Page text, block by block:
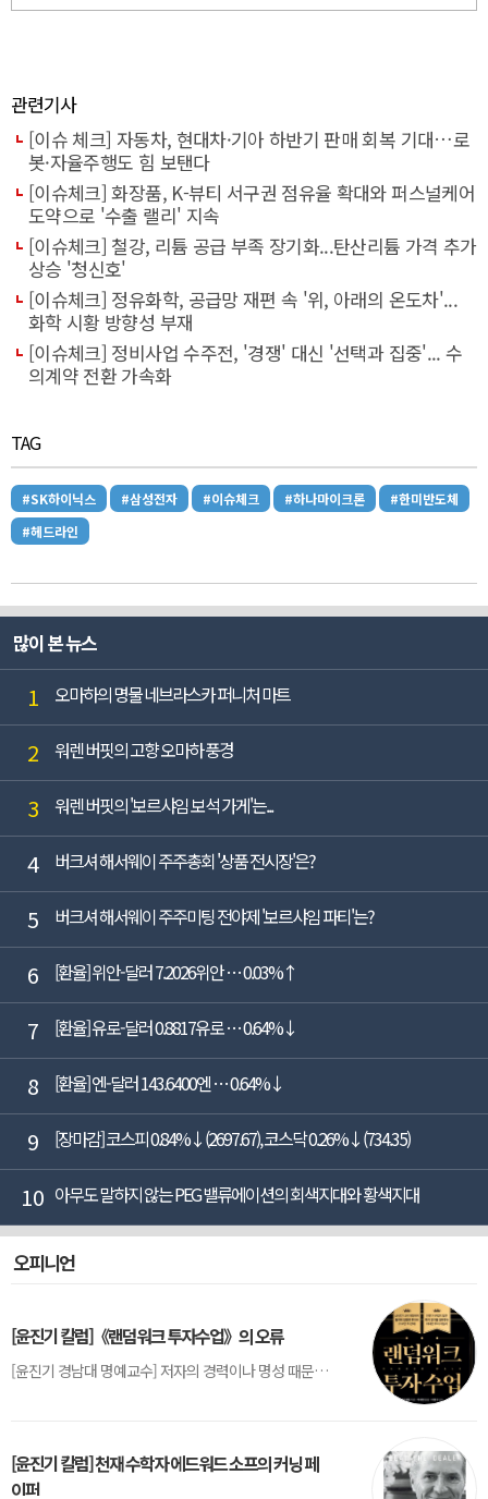
관련기사
[이슈 체크] 자동차, 현대차·기아 하반기 판매 회복 기대…로
봇·자율주행도 힘 보탠다
[이슈체크] 화장품, K-뷰티 서구권 점유율 확대와 퍼스널케어
도약으로 '수출 랠리' 지속
[이슈체크] 철강, 리튬 공급 부족 장기화...탄산리튬 가격 추가
상승 '청신호'
[이슈체크] 정유화학, 공급망 재편 속 '위, 아래의 온도차'...
화학 시황 방향성 부재
[이슈체크] 정비사업 수주전, '경쟁' 대신 '선택과 집중'... 수
의계약 전환 가속화
TAG
#SK하이닉스 #삼성전자 #이슈체크 #하나마이크론
#한미반도체
#헤드라인
많이 본 뉴스
1 오마하의 명물 네브라스카 퍼니처 마트
2 워렌 버핏의 고향 오마하 풍경
3 워렌 버핏의 '보르샤임 보석 가게'는...
4 버크셔 해서웨이 주주총회 '상품 전시장'은?
5 버크셔 해서웨이 주주미팅 전야제 '보르샤임 파티'는?
6 [환율] 위안-달러 7.2026위안 … 0.03%↑
7 [환율] 유로-달러 0.8817유로 … 0.64%↓
8 [환율] 엔-달러 143.6400엔 … 0.64%↓
9 [장마감] 코스피 0.84%↓(2697.67), 코스닥 0.26%↓(734.35)
10 아무도 말하지 않는 PEG 밸류에이션의 회색지대와 황색지대
오피니언
[윤진기 칼럼]《랜덤워크 투자수업》의 오류
[윤진기 경남대 명예교수] 저자의 경력이나 명성 때문인지 2020년에 번역 출판된 《랜덤워크 투자수업》(A Random Walk Down Wall Street) 12판은 표지부터가 거창하다. ‘45년간 12번 개정하며 철저히 검증한 투자서’, ‘전문가 부럽지 않은 투자 감각을 길러주는 위대한 투자지침서’ 라는 은빛 광고문구로 독자를 유혹한다.[1] 출판 50주...
[윤진기 칼럼] 천재 수학자 에드워드 소프의 커닝 페
이퍼